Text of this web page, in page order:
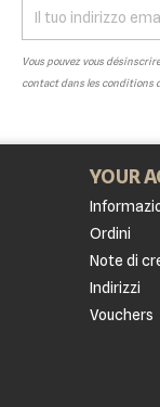
Vous pouvez vous
contact dans les conditions
YOUR
Ordini
Note di
Indirizzi
Vouchers